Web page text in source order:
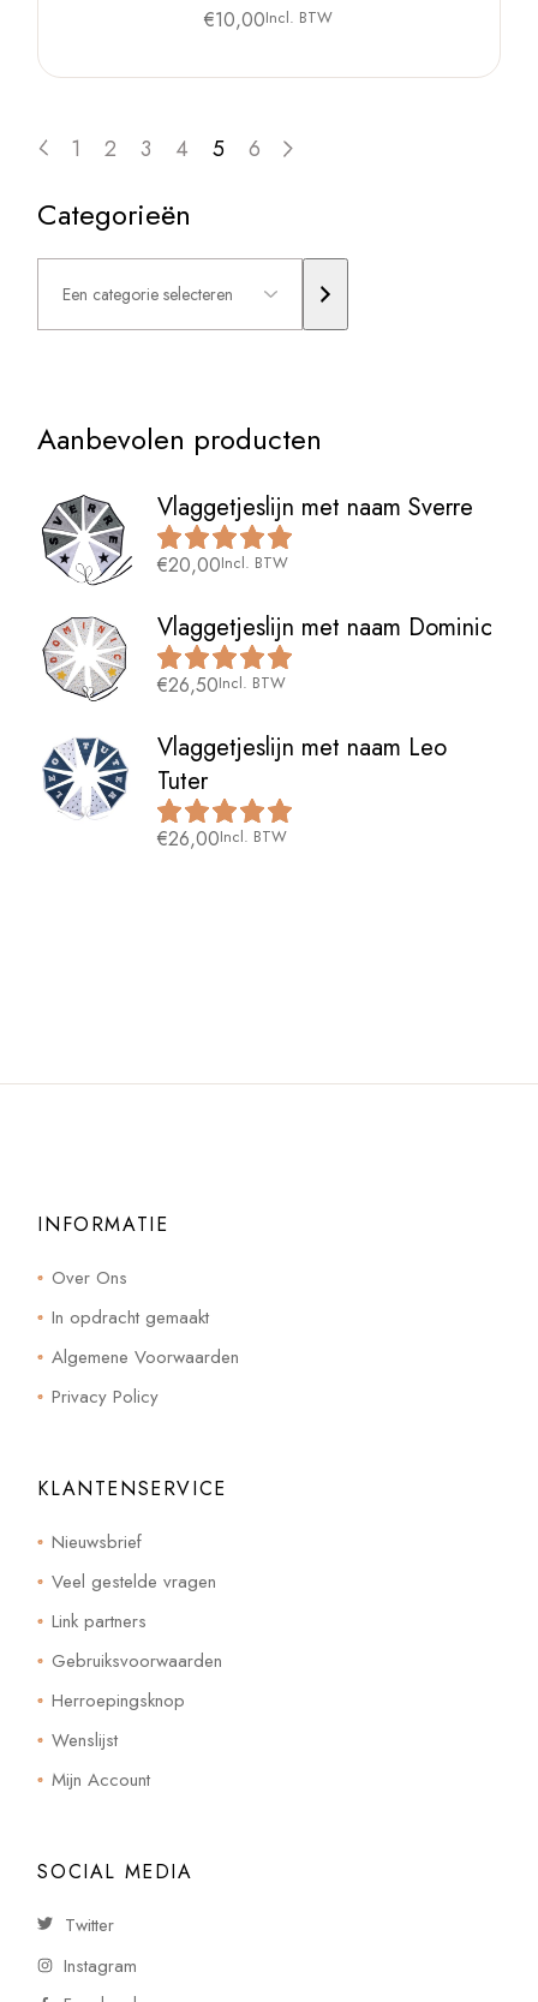
€10,00Incl. BTW
1 2 3 4 5 6
Categorieën
Een
categorie
selecteren
Aanbevolen producten
Vlaggetjeslijn met naam Sverre
€20,00Incl. BTW
Vlaggetjeslijn met naam Dominic
€26,50Incl. BTW
Vlaggetjeslijn met naam Leo
Tuter
€26,00Incl. BTW
INFORMATIE
Over Ons
In opdracht gemaakt
Algemene Voorwaarden
Privacy Policy
KLANTENSERVICE
Nieuwsbrief
Veel gestelde vragen
Link partners
Gebruiksvoorwaarden
Herroepingsknop
Wenslijst
Mijn Account
SOCIAL MEDIA
Twitter
Instagram